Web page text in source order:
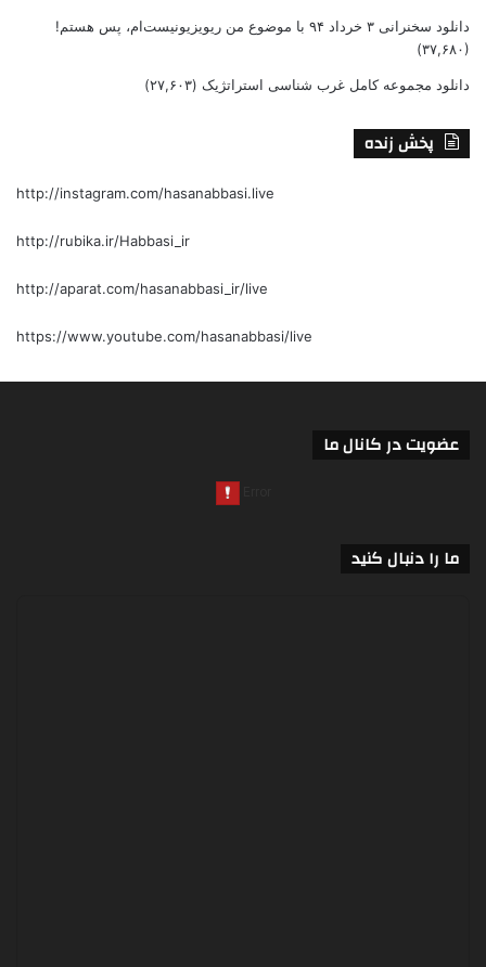
دانلود سخنرانی ۳ خرداد ۹۴ با موضوع من ریویزیونیست‌ام، پس هستم!
(۳۷,۶۸۰)
دانلود مجموعه کامل غرب شناسی استراتژیک (۲۷,۶۰۳)
پخش زنده
http://instagram.com/hasanabbasi.live
http://rubika.ir/Habbasi_ir
http://aparat.com/hasanabbasi_ir/live
https://www.youtube.com/hasanabbasi/live
عضویت در کانال ما
ما را دنبال کنید